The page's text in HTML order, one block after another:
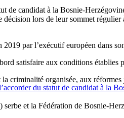
de candidat à la Bosnie-
lors de leur sommet
par l’exécutif européen dans
satisfaire aux conditions établies
du statut de candidat à la
criminalité organisée, aux
serbe et la Fédération de Bosnie-